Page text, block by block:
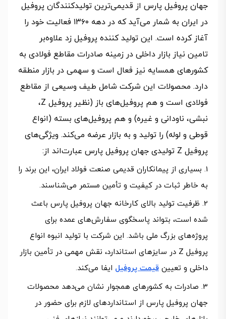
جهان پروفیل پارس از قدیمی‌ترین تولیدکنندگان پروفیل
در ایران به شمار می‌آید که در دهه ۱۳۶۰ فعالیت خود را
آغاز کرده است. این تولید کننده پروفیل زد علاوه‌بر
تامین نیاز بازار داخلی در زمینه صادرات مقاطع فولادی به
کشورهای همسایه نیز فعال است و سهمی در بازار منطقه
دارد. محصولات این شرکت شامل طیف وسیعی از مقاطع
فولادی است و هم پروفیل‌های باز (نظیر پروفیل Z،
نبشی، ناودانی و غیره) و هم پروفیل‌های بسته (انواع
قوطی و لوله) را تولید و به بازار عرضه می‌کند. ویژگی‌های
پروفیل Z تولیدی جهان پروفیل پارس عبارت‌اند از:
بسیاری از پیمانکاران قدیمی صنعت فولاد ایران، این برند را
به خاطر ثبات در کیفیت و تأمین مستمر می‌شناسند.
ظرفیت تولید بالای کارخانه جهان پروفیل پارس باعث
شده است، بتواند پاسخگوی سفارش‌های عمده برای
پروژه‌های بزرگ ملی باشد. این شرکت با تولید انبوه انواع
پروفیل Z در سایزهای استاندارد، نقش مهمی در تأمین بازار
داخلی و تعیین قیمت پروفیل ایفا می‌کند.
صادرات به کشورهای همجوار نشان می‌دهد محصولات
جهان پروفیل پارس از استانداردهای لازم برای حضور در